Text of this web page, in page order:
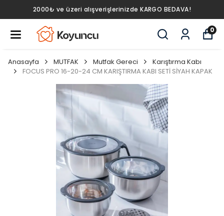
2000₺ ve üzeri alışverişlerinizde KARGO BEDAVA!
0
Anasayfa MUTFAK Mutfak Gereci
Karıştırma Kabı
FOCUS PRO 16-20-24 CM KARIŞTIRMA KABI SETİ SİYAH KAPAK